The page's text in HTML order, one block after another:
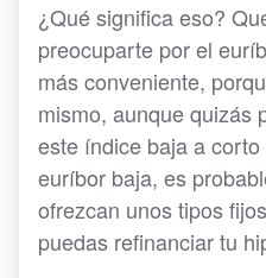
¿Qué significa eso?
preocuparte por el
más conveniente,
mismo, aunque quizás
este índice baja a
euríbor baja, es
ofrezcan unos tipos
puedas refinanciar tu